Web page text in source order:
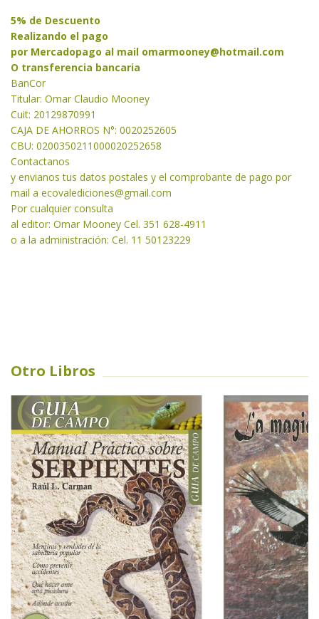
5% de Descuento
Realizando el pago
por Mercadopago al mail omarmooney@hotmail.com
O transferencia bancaria
BanCor
Titular: Omar Claudio Mooney
Cuit: 20129870991
CAJA DE AHORROS N°: 0020252605
CBU: 0200350211000020252658
Contactanos
y envianos tus datos postales y el comprobante de pago por
mail a ecovalediciones@gmail.com
Por cualquier consulta
al editor: Omar Mooney Cel. 351 628-4911
o a la administración: Cel. 11 50123229
Otro Libros